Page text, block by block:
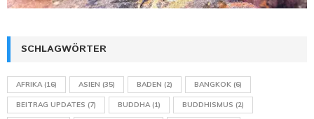
SCHLAGWÖRTER
AFRIKA(16) ASIEN (35) BADEN (2) BANGKOK (6)
BEITRAG UPDATES (7) BUDDHA(1) BUDDHISMUS (2)